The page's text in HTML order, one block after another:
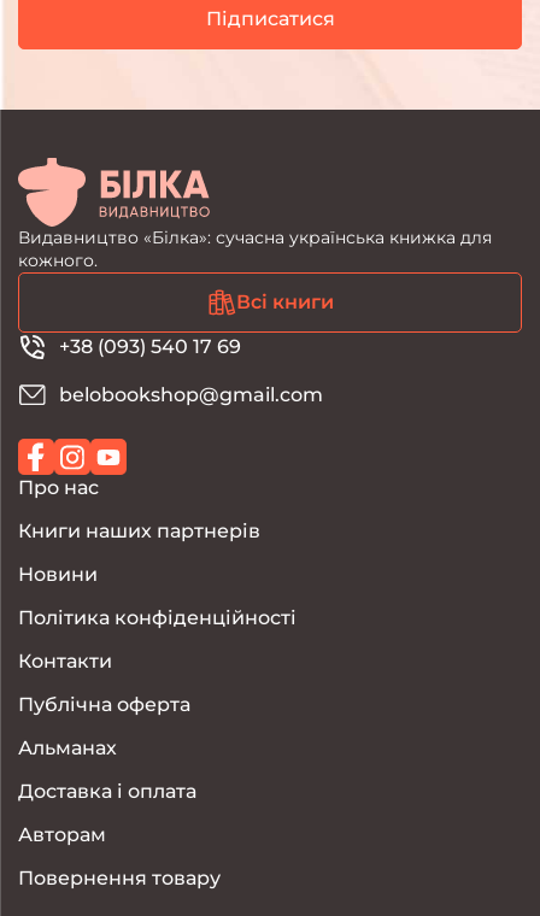
Підписатися
Видавництво «Білка»: сучасна українська книжка для
кожного.
Всі книги
Про нас
Книги наших партнерів
Новини
Політика конфіденційності
Контакти
Публічна оферта
Альманах
Доставка і оплата
Авторам
Повернення товару
+38 (093) 540 17 69
belobookshop@gmail.com